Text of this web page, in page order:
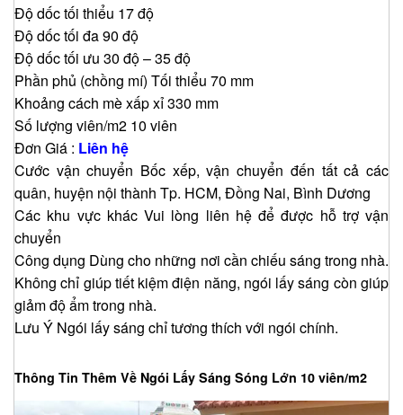
Độ dốc tối thiểu 17 độ
Độ dốc tối đa 90 độ
Độ dốc tối ưu 30 độ – 35 độ
Phần phủ (chồng mí) Tối thiểu 70 mm
Khoảng cách mè xấp xỉ 330 mm
Số lượng viên/m2 10 viên
Đơn Giá : Liên hệ
Cước vận chuyển Bốc xếp, vận chuyển đến tất cả các
quân, huyện nội thành Tp. HCM, Đồng Nai, Bình Dương
Các khu vực khác Vui lòng liên hệ để được hỗ trợ vận
chuyển
Công dụng Dùng cho những nơi cần chiếu sáng trong nhà.
Không chỉ giúp tiết kiệm điện năng, ngói lấy sáng còn giúp
giảm độ ẩm trong nhà.
Lưu Ý Ngói lấy sáng chỉ tương thích với ngói chính.
Thông Tin Thêm Về Ngói Lấy Sáng Sóng Lớn 10 viên/m2